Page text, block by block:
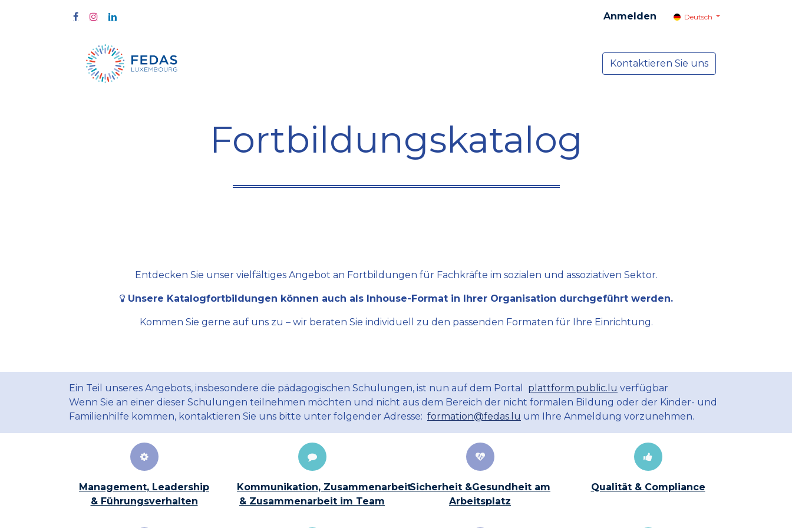
Anmelden Deutsch
NEWS
Kontaktieren Sie uns
Fortbildungskatalog
Entdecken Sie unser vielfältiges Angebot an Fortbildungen für Fachkräfte im sozialen und assoziativen Sektor.
Unsere Katalogfortbildungen können auch als Inhouse-Format in Ihrer Organisation durchgeführt werden.
Kommen Sie gerne auf uns zu – wir beraten Sie individuell zu den passenden Formaten für Ihre Einrichtung.
Ein Teil unseres Angebots, insbesondere die pädagogischen Schulungen, ist nun auf dem Portal plattform.public.lu verfügbar
Wenn Sie an einer dieser Schulungen teilnehmen möchten und nicht aus dem Bereich der nicht formalen Bildung oder der Kinder- und
Familienhilfe kommen, kontaktieren Sie uns bitte unter folgender Adresse: formation@fedas.lu um Ihre Anmeldung vorzunehmen.
Management, Leadership
& Führungsverhalten
Kommunikation, Zusammenarbeit
& Zusammenarbeit im Team
Sicherheit &Gesundheit am
Arbeitsplatz
Qualität & Compliance